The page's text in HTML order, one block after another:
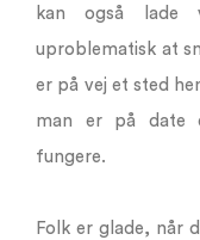
kan også
uproblematisk at
er på vej et sted
man er på date
fungere.
Folk er glade, når